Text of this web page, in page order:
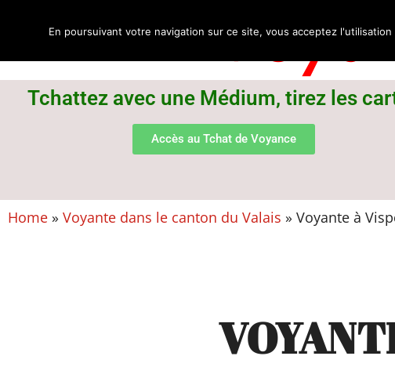
Tchattez avec une Médium, tirez les
Accès au Tchat de Voyance
Home » Voyante dans le canton du Valais » Voyante à
En poursuivant votre navigation sur ce site, vous acceptez